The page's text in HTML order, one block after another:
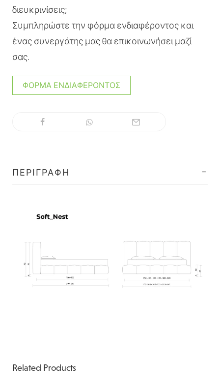
διευκρινίσεις;
Συμπληρώστε την φόρμα ενδιαφέροντος και
ένας συνεργάτης μας θα επικοινωνήσει μαζί
σας.
ΦΌΡΜΑ ΕΝΔΙΑΦΈΡΟΝΤΟΣ
ΠΕΡΙΓΡΑΦΉ
Related Products